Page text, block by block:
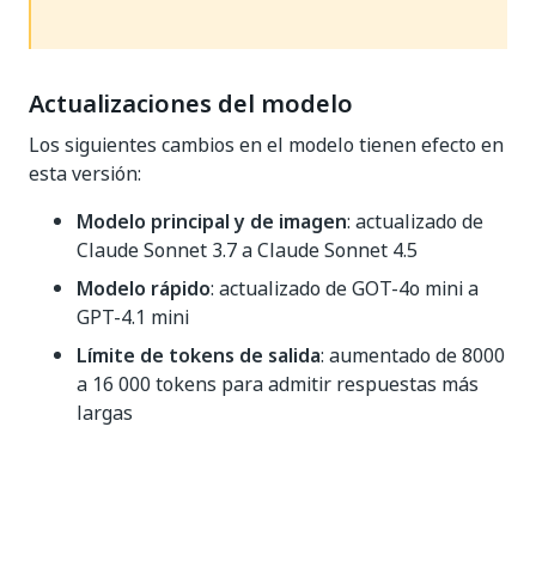
Actualizaciones del modelo
Los siguientes cambios en el modelo tienen efecto en
esta versión:
Modelo principal y de imagen: actualizado de
Claude Sonnet 3.7 a Claude Sonnet 4.5
Modelo rápido: actualizado de GOT-4o mini a
GPT-4.1 mini
Límite de tokens de salida: aumentado de 8000
a 16 000 tokens para admitir respuestas más
largas